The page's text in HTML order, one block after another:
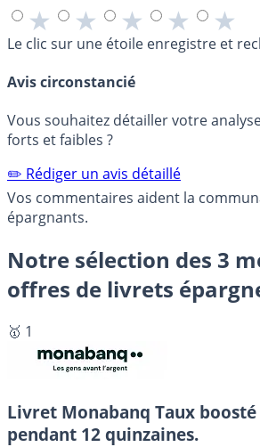
★ ★ ★ ★ ★
Le clic sur une étoile enregistre et
Avis circonstancié
Vous souhaitez détailler votre
forts et faibles ?
✏️ Rédiger un avis détaillé
Vos commentaires aident la
épargnants.
Notre sélection des 3
offres de livrets
🥇 1
Livret Monabanq Taux
pendant 12 quinzaines.